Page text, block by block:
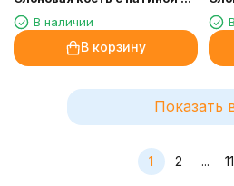
очагом Cavendish
В наличии
В корзину
Показать
1 2 ...